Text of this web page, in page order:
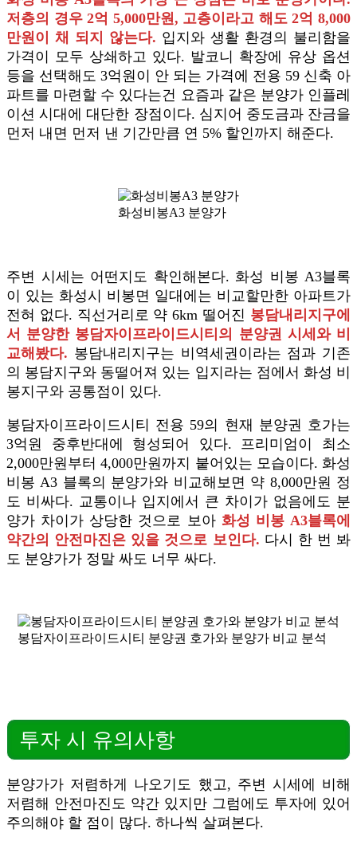
저층의 경우 2억 5,000만원, 고층이라고 해도 2억 8,000
만원이 채 되지 않는다. 입지와 생활 환경의 불리함을
가격이 모두 상쇄하고 있다. 발코니 확장에 유상 옵션
등을 선택해도 3억원이 안 되는 가격에 전용 59 신축 아
파트를 마련할 수 있다는건 요즘과 같은 분양가 인플레
이션 시대에 대단한 장점이다. 심지어 중도금과 잔금을
먼저 내면 먼저 낸 기간만큼 연 5% 할인까지 해준다.
화성비봉A3 분양가
주변 시세는 어떤지도 확인해본다. 화성 비봉 A3블록
이 있는 화성시 비봉면 일대에는 비교할만한 아파트가
전혀 없다. 직선거리로 약 6km 떨어진 봉담내리지구에
서 분양한 봉담자이프라이드시티의 분양권 시세와 비
교해봤다. 봉담내리지구는 비역세권이라는 점과 기존
의 봉담지구와 동떨어져 있는 입지라는 점에서 화성 비
봉지구와 공통점이 있다.
봉담자이프라이드시티 전용 59의 현재 분양권 호가는
3억원 중후반대에 형성되어 있다. 프리미엄이 최소
2,000만원부터 4,000만원까지 붙어있는 모습이다. 화성
비봉 A3 블록의 분양가와 비교해보면 약 8,000만원 정
도 비싸다. 교통이나 입지에서 큰 차이가 없음에도 분
양가 차이가 상당한 것으로 보아 화성 비봉 A3블록에
약간의 안전마진은 있을 것으로 보인다. 다시 한 번 봐
도 분양가가 정말 싸도 너무 싸다.
봉담자이프라이드시티 분양권 호가와 분양가 비교 분석
투자 시 유의사항
분양가가 저렴하게 나오기도 했고, 주변 시세에 비해
저렴해 안전마진도 약간 있지만 그럼에도 투자에 있어
주의해야 할 점이 많다. 하나씩 살펴본다.